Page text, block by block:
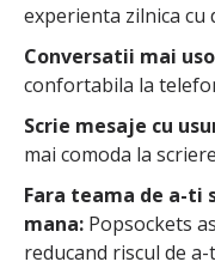
experienta zilnica cu
Conversatii mai
confortabila la
Scrie mesaje cu
mai comoda la
Fara teama de a-ti
mana: Popsockets
reducand riscul de